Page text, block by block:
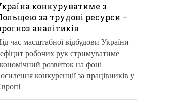
конкуруватиме з
за трудові ресурси –
аналітиків
час масштабної відбудови України
робочих рук стримуватиме
розвиток на фоні
конкуренції за працівників у